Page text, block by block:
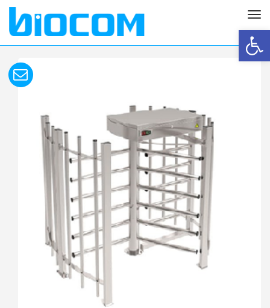
פתח סרגל נגישות
תפריט